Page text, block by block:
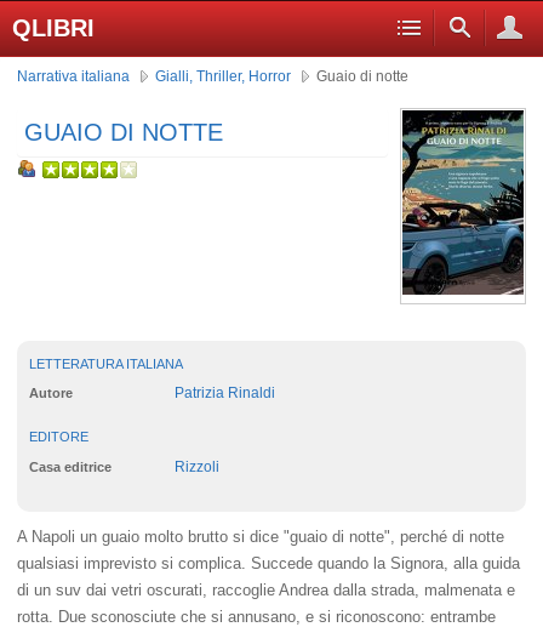
QLIBRI
Narrativa italiana Gialli, Thriller, Horror Guaio di notte
GUAIO DI NOTTE
LETTERATURA ITALIANA
Autore Patrizia Rinaldi
EDITORE
Casa editrice Rizzoli
A Napoli un guaio molto brutto si dice "guaio di notte", perché di notte
qualsiasi imprevisto si complica. Succede quando la Signora, alla guida
di un suv dai vetri oscurati, raccoglie Andrea dalla strada, malmenata e
rotta. Due sconosciute che si annusano, e si riconoscono: entrambe